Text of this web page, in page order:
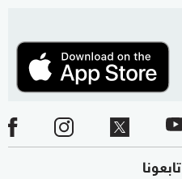
تابعونا